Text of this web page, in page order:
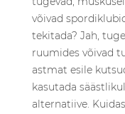
võivad
tekitada? Jah,
ruumides võivad
astmat esile
kasutada
alternatiive.